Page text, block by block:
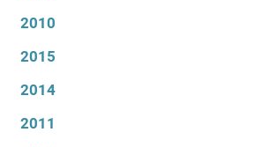
2010
2015
2014
2011